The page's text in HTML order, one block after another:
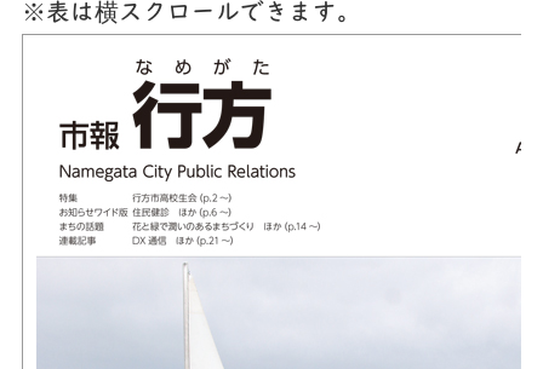
※表は横スクロールできます。